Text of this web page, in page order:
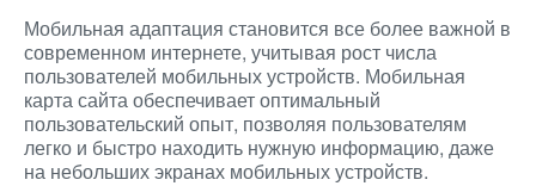
Мобильная адаптация становится все более важной в
современном интернете, учитывая рост числа
пользователей мобильных устройств. Мобильная
карта сайта обеспечивает оптимальный
пользовательский опыт, позволяя пользователям
легко и быстро находить нужную информацию, даже
на небольших экранах мобильных устройств.